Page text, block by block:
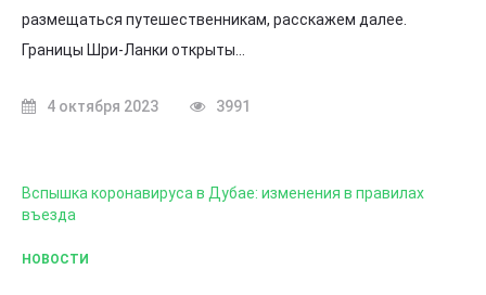
размещаться путешественникам, расскажем далее.
Границы Шри-Ланки открыты…
4 октября 2023 3991
НОВОСТИ
Вспышка коронавируса в Дубае: изменения в правилах
въезда